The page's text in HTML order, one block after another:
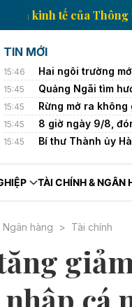
Trang thông tin kinh tế
TIN MỚI
15:46 Hai ngôi trường
15:45 Quảng Ngãi tìm
15:45 Rừng mở ra
15:45 8 giờ ngày 9/8,
15:45 Bí thư Thành ủy
TÀI CHÍNH & NGÂN
Ngân hàng Tài chính